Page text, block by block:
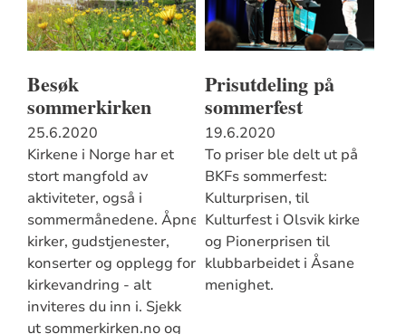
Besøk
sommerkirken
25.6.2020
Kirkene i Norge har et
stort mangfold av
aktiviteter, også i
sommermånedene. Åpne
kirker, gudstjenester,
konserter og opplegg for
kirkevandring - alt
inviteres du inn i. Sjekk
ut sommerkirken.no og
Prisutdeling på
sommerfest
19.6.2020
To priser ble delt ut på
BKFs sommerfest:
Kulturprisen, til
Kulturfest i Olsvik kirke
og Pionerprisen til
klubbarbeidet i Åsane
menighet.